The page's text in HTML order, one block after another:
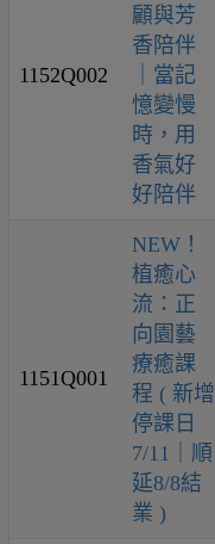
1152Q002
顧與芳
香陪伴
｜當記
憶變慢
時，用
香氣好
好陪伴
1151Q001
NEW！
植癒心
流：正
向園藝
療癒課
程 ( 新增
停課日
7/11｜順
延8/8結
業 )